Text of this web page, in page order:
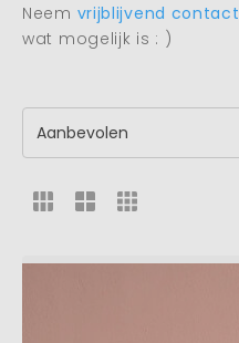
Neem vrijblijvend contact
wat mogelijk is : )